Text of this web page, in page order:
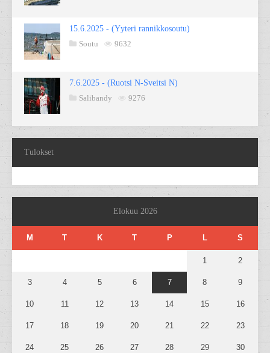
15.6.2025 - (Yyteri rannikkosoutu)
Soutu
9632
7.6.2025 - (Ruotsi N-Sveitsi N)
Salibandy
9276
Tulokset
Elokuu 2026
M T K T P L S
1 2
3 4 5 6 7 8 9
10 11 12 13 14 15 16
17 18 19 20 21 22 23
24 25 26 27 28 29 30